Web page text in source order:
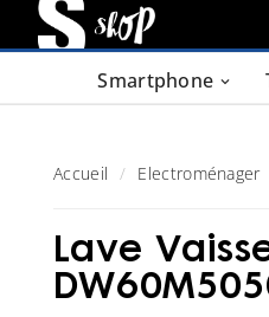
Smartphone
Accueil Electroménager
Lave